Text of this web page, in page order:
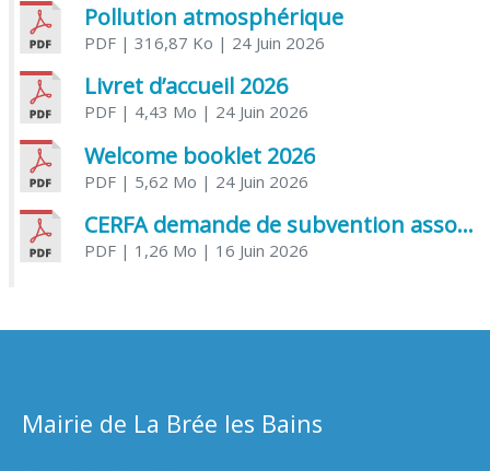
Pollution atmosphérique
PDF| 316,87 Ko | 24 Juin 2026
Livret d’accueil 2026
PDF| 4,43 Mo | 24 Juin 2026
Welcome booklet 2026
PDF| 5,62 Mo | 24 Juin 2026
CERFA demande de subvention association
PDF| 1,26 Mo | 16 Juin 2026
Mairie de La Brée les Bains